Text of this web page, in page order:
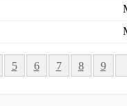
5 6 7 8 9